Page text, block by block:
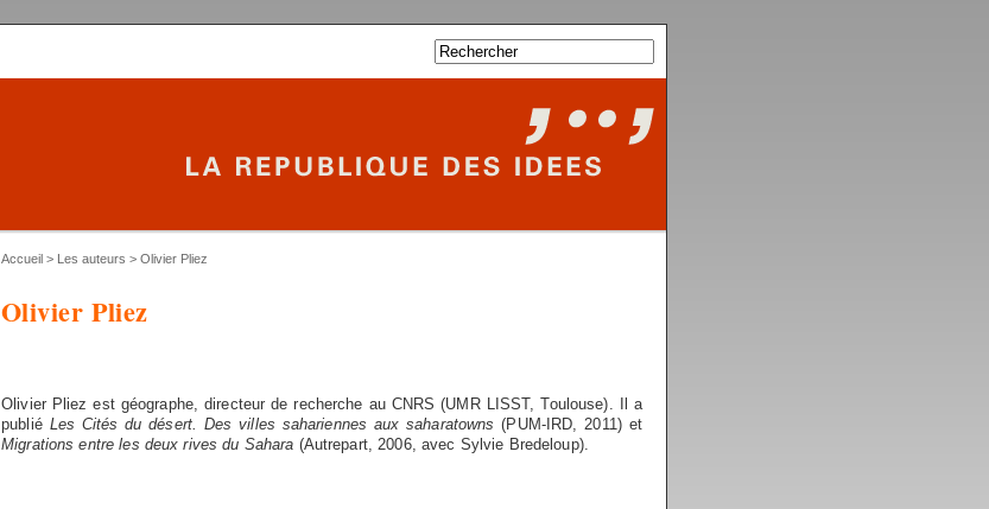
Accueil > Les auteurs > Olivier Pliez
Olivier Pliez
Olivier Pliez est géographe, directeur de recherche au CNRS (UMR LISST, Toulouse). Il a
publié Les Cités du désert. Des villes sahariennes aux saharatowns (PUM-IRD, 2011) et
Migrations entre les deux rives du Sahara (Autrepart, 2006, avec Sylvie Bredeloup).